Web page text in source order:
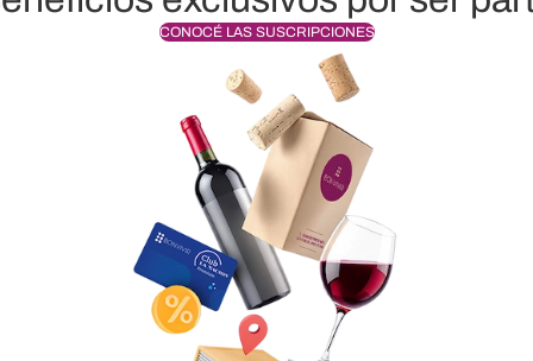
CONOCÉ LAS SUSCRIPCIONES